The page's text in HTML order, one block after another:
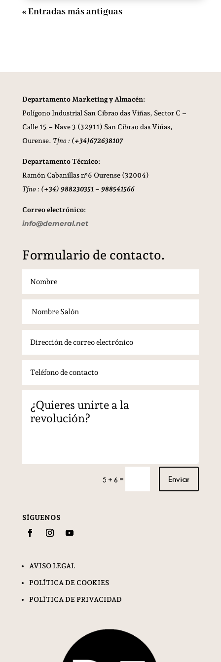
« Entradas más antiguas
Departamento Marketing y Almacén:
Polígono Industrial San Cibrao das Viñas, Sector C –
Calle 15 – Nave 3 (32911) San Cibrao das Viñas,
Ourense. Tfno : (+34)672638107
Departamento Técnico:
Ramón Cabanillas nº6 Ourense (32004)
Tfno : (+34) 988230351 – 988541566
Correo electrónico:
info@demeral.net
Formulario de contacto.
5 + 6 = Enviar
SÍGUENOS
AVISO LEGAL
POLÍTICA DE COOKIES
POLÍTICA DE PRIVACIDAD